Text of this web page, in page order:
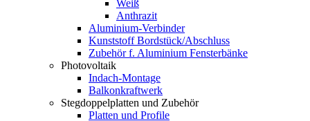
Weiß
Anthrazit
Aluminium-Verbinder
Kunststoff Bordstück/Abschluss
Zubehör f. Aluminium Fensterbänke
Photovoltaik
Indach-Montage
Balkonkraftwerk
Stegdoppelplatten und Zubehör
Platten und Profile